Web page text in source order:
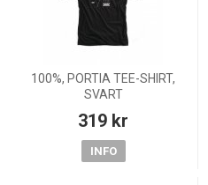
100%, PORTIA TEE-SHIRT,
SVART
319 kr
INFO